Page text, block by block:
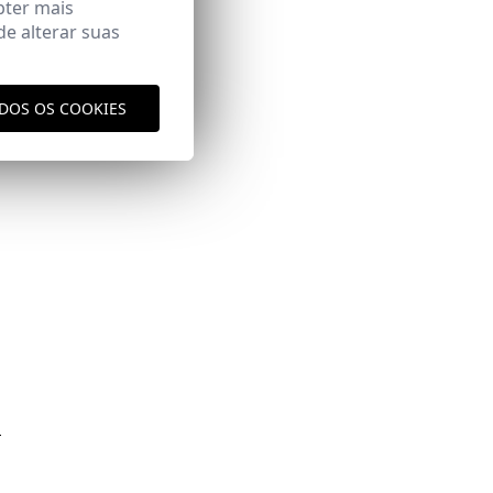
mais
alterar suas
OS COOKIES